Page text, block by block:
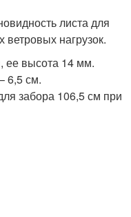
листа для
нагрузок.
ее высота 14 мм.
6,5 см.
забора 106,5 см при